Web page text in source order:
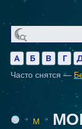
А Б В Г
Часто снятся —
М